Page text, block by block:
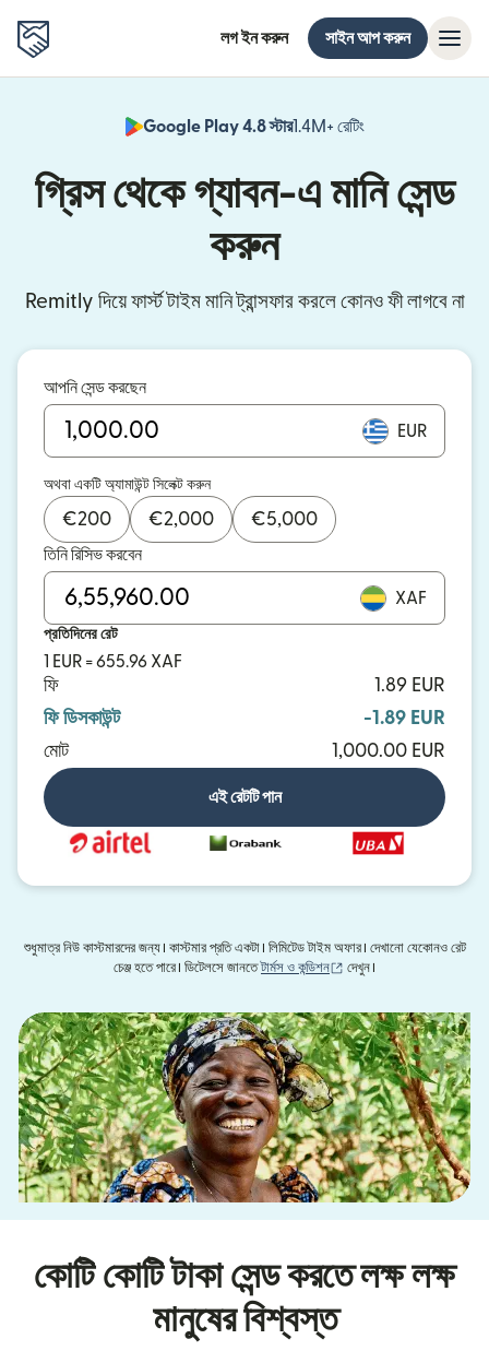
লগ ইন করুন সাইন আপ করুন
Google Play 4.8 স্টার1.4M+ রেটিং
গ্রিস থেকে গ্যাবন-এ মানি সেন্ড
করুন
Remitly দিয়ে ফার্স্ট টাইম মানি ট্রান্সফার করলে কোনও ফী লাগবে না
আপনি সেন্ড করছেন
EUR
অথবা একটি অ্যামাউন্ট সিলেক্ট করুন
€200 €2,000 €5,000
তিনি রিসিভ করবেন
XAF
প্রতিদিনের রেট
1 EUR = 655.96 XAF
ফি
1.89 EUR
ফি ডিসকাউন্ট
-1.89 EUR
মোট
1,000.00 EUR
এই রেটটি পান
শুধুমাত্র নিউ কাস্টমারদের জন্য। কাস্টমার প্রতি একটা। লিমিটেড টাইম অফার। দেখানো যেকোনও রেট
চেঞ্জ হতে পারে। ডিটেলসে জানতেটার্মস ও কন্ডিশন (নতুন উইন্ডোতে খুলবে)
দেখুন।
কোটি কোটি টাকা সেন্ড করতে লক্ষ লক্ষ
মানুষের বিশ্বস্ত